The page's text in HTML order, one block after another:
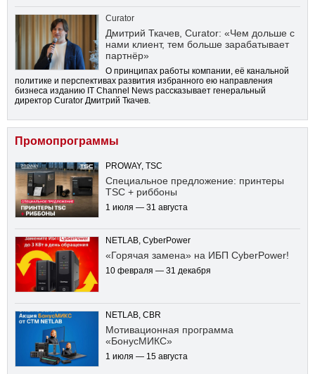
Curator
Дмитрий Ткачев, Curator: «Чем дольше с
нами клиент, тем больше зарабатывает
партнёр»
О принципах работы компании, её канальной
политике и перспективах развития избранного ею направления
бизнеса изданию IT Channel News рассказывает генеральный
директор Curator Дмитрий Ткачев.
Промопрограммы
PROWAY, TSC
Специальное предложение: принтеры
TSC + риббоны
1 июля — 31 августа
NETLAB, CyberPower
«Горячая замена» на ИБП CyberPower!
10 февраля — 31 декабря
NETLAB, CBR
Мотивационная программа
«БонусМИКС»
1 июля — 15 августа